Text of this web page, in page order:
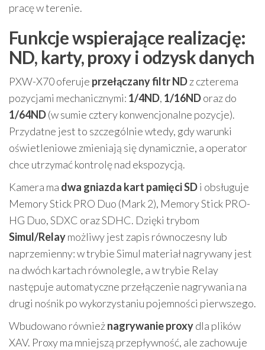
pracę w terenie.
Funkcje wspierające realizację:
ND, karty, proxy i odzysk danych
PXW-X70 oferuje przełączany filtr NDz czterema
pozycjami mechanicznymi: 1/4ND, 1/16NDoraz do
1/64ND(w sumie cztery konwencjonalne pozycje).
Przydatne jest to szczególnie wtedy, gdy warunki
oświetleniowe zmieniają się dynamicznie, a operator
chce utrzymać kontrolę nad ekspozycją.
Kamera ma dwa gniazda kart pamięci SDi obsługuje
Memory Stick PRO Duo (Mark 2), Memory Stick PRO-
HG Duo, SDXC oraz SDHC. Dzięki trybom
Simul/Relaymożliwy jest zapis równoczesny lub
naprzemienny: w trybie Simul materiał nagrywany jest
na dwóch kartach równolegle, a w trybie Relay
następuje automatyczne przełączenie nagrywania na
drugi nośnik po wykorzystaniu pojemności pierwszego.
Wbudowano równieżnagrywanie proxydla plików
XAV. Proxy ma mniejszą przepływność, ale zachowuje